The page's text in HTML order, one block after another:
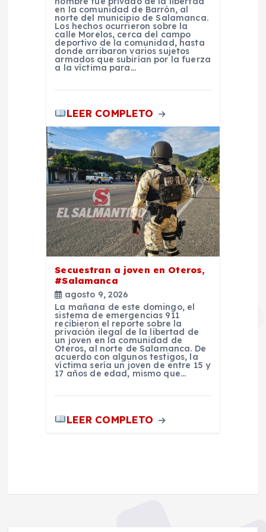
en la comunidad de Barrón, al
norte del municipio de Salamanca.
Los hechos ocurrieron sobre la
calle Morelos, cerca del campo
deportivo de la comunidad, hasta
donde arribaron varios sujetos
armados que subirían por la fuerza
a la víctima para…
LEER COMPLETO
Secuestran a joven en Oteros,
#Salamanca
agosto 9, 2026
La mañana de este domingo, el
sistema de emergencias 911
recibieron el reporte sobre la
privación ilegal de la libertad de
un joven en la comunidad de
Oteros, al norte de Salamanca. De
acuerdo con algunos testigos, la
víctima sería un joven de entre 15 y
17 años de edad, mismo que…
LEER COMPLETO